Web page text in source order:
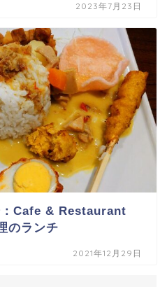
2023年7月23日
：Cafe & Restaurant
のランチ
2021年12月29日